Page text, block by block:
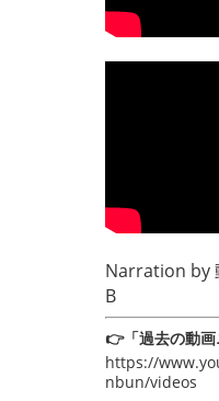
Narration by
B
👉「過去の動画
https://
nbun/videos